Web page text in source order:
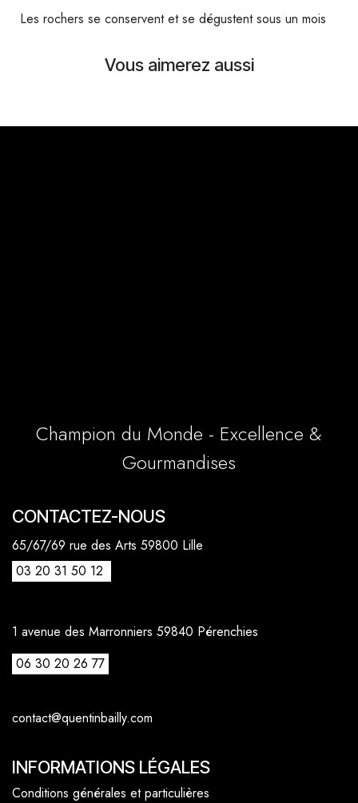
Les rochers se conservent et se dégustent sous un mois
Vous aimerez aussi
CONTACTEZ-NOUS
65/67/69 rue des Arts 59800 Lille
03 20 31 50 12
1 avenue des Marronniers 59840 Pérenchies
06 30 20 26 77
contact@quentinbailly.com
Champion du Monde - Excellence &
Gourmandises
INFORMATIONS LÉGALES
Conditions générales et particulières